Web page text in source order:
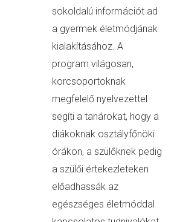
sokoldalú információt ad
a gyermek életmódjának
kialakításához. A
program világosan,
korcsoportoknak
megfelelő nyelvezettel
segíti a tanárokat, hogy a
diákoknak osztályfőnöki
órákon, a szülőknek pedig
a szülői értekezleteken
előadhassák az
egészséges életmóddal